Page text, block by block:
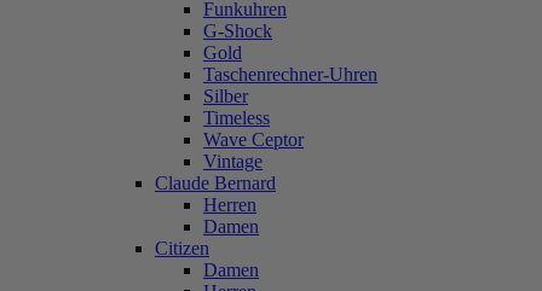
Funkuhren
G-Shock
Gold
Taschenrechner-Uhren
Silber
Timeless
Wave Ceptor
Vintage
Claude Bernard
Herren
Damen
Citizen
Damen